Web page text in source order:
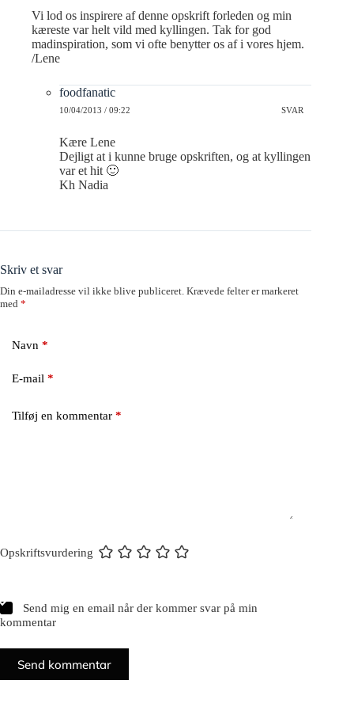
Vi lod os inspirere af denne opskrift forleden og min
kæreste var helt vild med kyllingen. Tak for god
madinspiration, som vi ofte benytter os af i vores hjem.
/Lene
foodfanatic
10/04/2013 / 09:22 SVAR
Kære Lene
Dejligt at i kunne bruge opskriften, og at kyllingen
var et hit 🙂
Kh Nadia
Skriv et svar
Din e-mailadresse vil ikke blive publiceret. Krævede felter er markeret
med *
Navn *
E-mail *
Tilføj en kommentar *
Opskriftsvurdering
Send mig en email når der kommer svar på min
kommentar
Send kommentar